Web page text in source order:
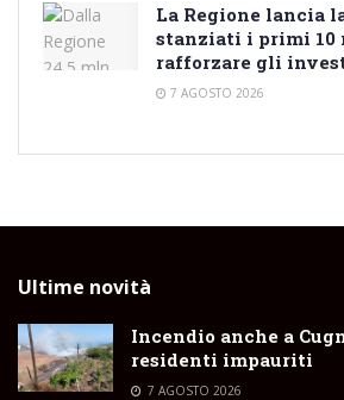
La Regione lancia
stanziati i primi 10
rafforzare gli
7 AGOSTO 2026
Ultime novità
Incendio anche a
residenti impauriti
7 AGOSTO 2026